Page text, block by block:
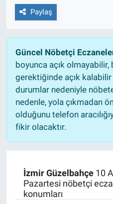
Paylaş
Güncel Nöbetçi
boyunca açık olmayabilir,
gerektiğinde açık
durumlar nedeniyle
nedenle, yola çıkmadan
olduğunu telefon
fikir olacaktır.
İzmir Güzelbahçe10
Pazartesi nöbetçi
konumları